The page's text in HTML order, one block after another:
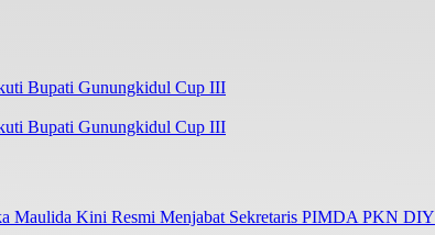
Bupati Gunungkidul Cup III
Maulida Kini Resmi Menjabat Sekretaris PIMDA PKN DIY